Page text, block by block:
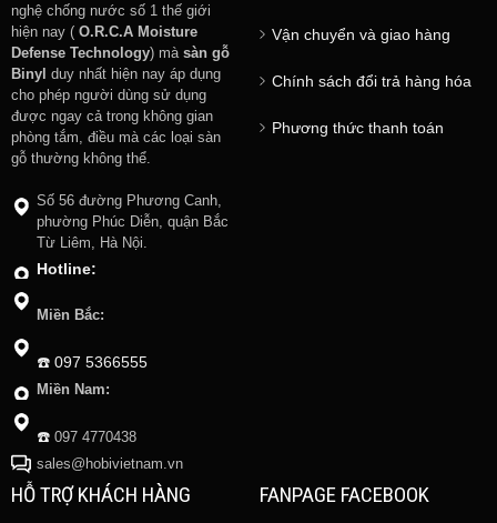
nghệ chống nước số 1 thế giới
hiện nay ( O.R.C.A Moisture
Defense Technology) mà sàn gỗ
Binyl duy nhất hiện nay áp dụng
cho phép người dùng sử dụng
được ngay cả trong không gian
phòng tắm, điều mà các loại sàn
gỗ thường không thể.
Số 56 đường Phương Canh,
phường Phúc Diễn, quận Bắc
Từ Liêm, Hà Nội.
Hotline:
Miền Bắc:
☎️ 097 5366555
Miền Nam:
☎️ 097 4770438
sales@hobivietnam.vn
Vận chuyển và giao hàng
Chính sách đổi trả hàng hóa
Phương thức thanh toán
HỖ TRỢ KHÁCH HÀNG FANPAGE FACEBOOK